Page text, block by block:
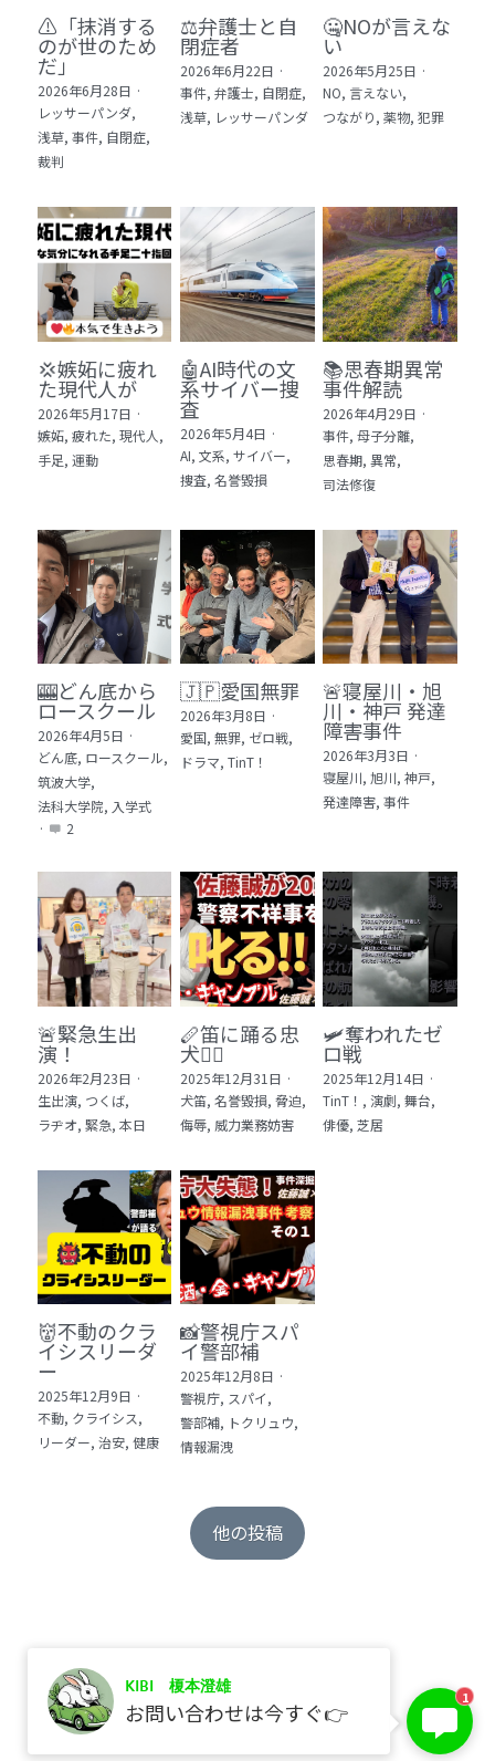
🎬Dramas(おすすめの小説・漫画・ドラマ・
映画)
⚠️「抹消する
のが世のため
だ」​
2026年6月28日 ·
レッサーパンダ,
浅草, 事件, 自閉症,
裁判
⚖️弁護士と自
閉症者
2026年6月22日 ·
事件, 弁護士, 自閉症,
浅草, レッサーパンダ
🤐NOが言えな
い
2026年5月25日 ·
NO, 言えない,
つながり, 薬物, 犯罪
💢嫉妬に疲れ
た現代人が
2026年5月17日 ·
嫉妬, 疲れた, 現代人,
手足, 運動
🤖AI時代の文
系サイバー捜
査
2026年5月4日 ·
AI, 文系, サイバー,
捜査, 名誉毀損
📚思春期異常
事件解読
2026年4月29日 ·
事件, 母子分離,
思春期, 異常,
司法修復
🎰どん底から
ロースクール
2026年4月5日 ·
どん底, ロースクール,
筑波大学,
法科大学院, 入学式
·
2
🇯🇵愛国無罪
2026年3月8日 ·
愛国, 無罪, ゼロ戦,
ドラマ, TinT！
🚨寝屋川・旭
川・神戸 発達
障害事件
2026年3月3日 ·
寝屋川, 旭川, 神戸,
発達障害, 事件
🚨緊急生出
演！
2026年2月23日 ·
生出演, つくば,
ラヂオ, 緊急, 本日
🪈笛に踊る忠
犬🐕‍🦺
2025年12月31日 ·
犬笛, 名誉毀損, 脅迫,
侮辱, 威力業務妨害
🛩️奪われたゼ
ロ戦
2025年12月14日 ·
TinT！, 演劇, 舞台,
俳優, 芝居
👹不動のクラ
イシスリーダ
ー
2025年12月9日 ·
不動, クライシス,
リーダー, 治安, 健康
📸警視庁スパ
イ警部補
2025年12月8日 ·
警視庁, スパイ,
警部補, トクリュウ,
情報漏洩
他の投稿
©2017 kibi inc.（株式会社 kibi）
KIBI 榎本澄雄
お問い合わせは今すぐ👉
1